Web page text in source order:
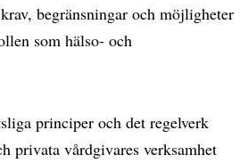
begränsningar och möjligheter
som hälso- och
principer och det regelverk
privata vårdgivares verksamhet